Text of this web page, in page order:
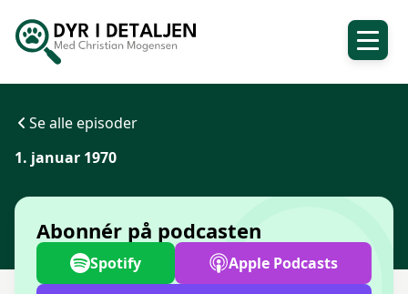
Se alle episoder
1. januar 1970
Abonnér på podcasten
Spotify Apple Podcasts